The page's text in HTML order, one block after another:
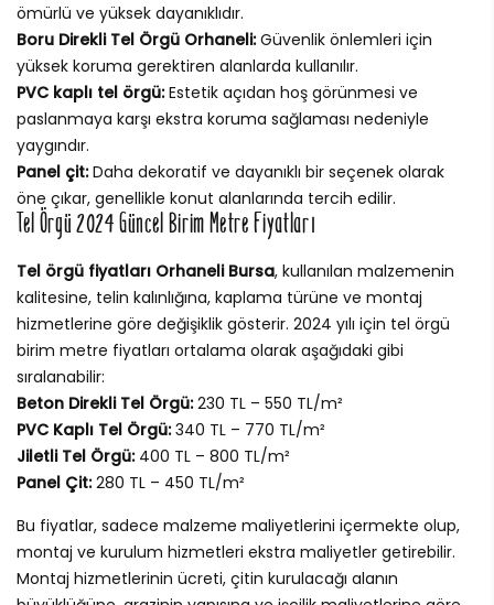
ömürlü ve yüksek dayanıklıdır.
Boru Direkli Tel Örgü Orhaneli:Güvenlik önlemleri için
yüksek koruma gerektiren alanlarda kullanılır.
PVC kaplı tel örgü:Estetik açıdan hoş görünmesi ve
paslanmaya karşı ekstra koruma sağlaması nedeniyle
yaygındır.
Panel çit:Daha dekoratif ve dayanıklı bir seçenek olarak
öne çıkar, genellikle konut alanlarında tercih edilir.
Tel Örgü 2024 Güncel Birim Metre Fiyatları
Tel örgü fiyatları Orhaneli Bursa, kullanılan malzemenin
kalitesine, telin kalınlığına, kaplama türüne ve montaj
hizmetlerine göre değişiklik gösterir. 2024 yılı için tel örgü
birim metre fiyatları ortalama olarak aşağıdaki gibi
sıralanabilir:
Beton Direkli Tel Örgü:230 TL – 550 TL/m²
PVC Kaplı Tel Örgü:340 TL – 770 TL/m²
Jiletli Tel Örgü:400 TL – 800 TL/m²
Panel Çit:280 TL – 450 TL/m²
Bu fiyatlar, sadece malzeme maliyetlerini içermekte olup,
montaj ve kurulum hizmetleri ekstra maliyetler getirebilir.
Montaj hizmetlerinin ücreti, çitin kurulacağı alanın